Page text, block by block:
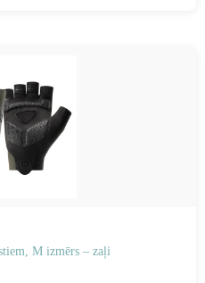
M izmērs – zaļi